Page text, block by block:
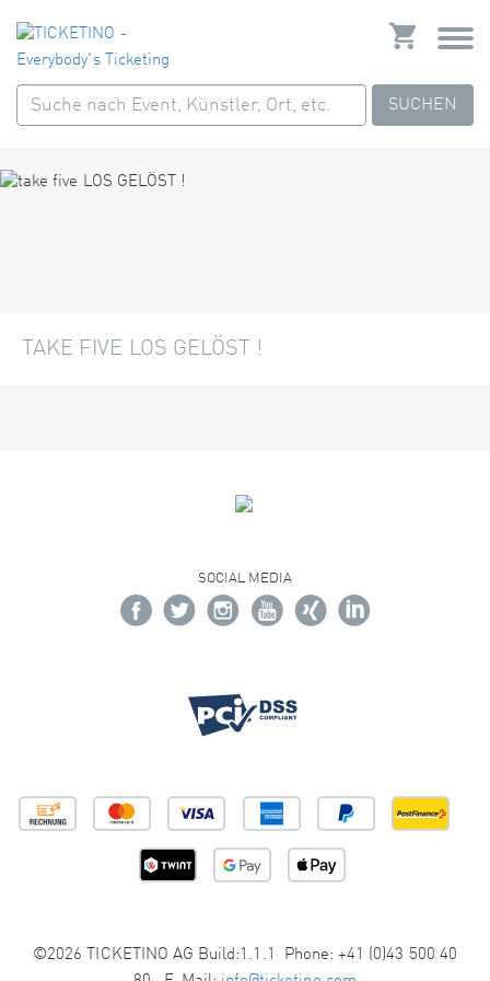
SUCHEN
TAKE FIVE LOS GELÖST !
SOCIAL MEDIA
©2026 TICKETINO AG Build:1.1.1 Phone: +41 (0)43 500 40